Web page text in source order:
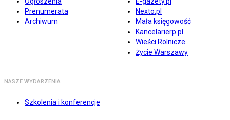
Prenumerata
Archiwum
Nexto.pl
Mała księgowość
Kancelarierp.pl
Wieści Rolnicze
Życie Warszawy
NASZE WYDARZENIA
Szkolenia i konferencje